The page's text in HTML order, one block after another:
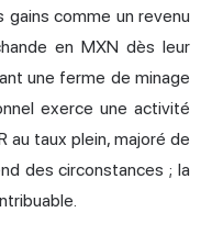
gains comme un revenu
en MXN dès leur
une ferme de minage
exerce une activité
au taux plein, majoré de
des circonstances ; la